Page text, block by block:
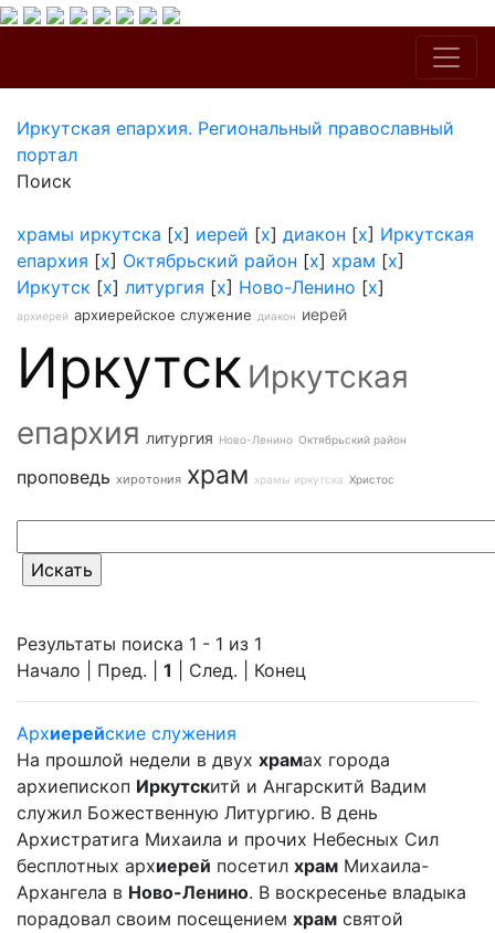
Иркутская епархия. Региональный православный
портал
Поиск
храмы иркутска [x] иерей [x] диакон [x] Иркутская
епархия [x] Октябрьский район [x] храм [x]
Иркутск [x] литургия [x] Ново-Ленино [x]
архиерей архиерейское служение диакон иерей
Иркутск Иркутская
епархия литургия Ново-Ленино Октябрьский район
проповедь хиротония храм храмы иркутска Христос
Результаты поиска 1 - 1 из 1
Начало | Пред. | 1 | След. | Конец
Архиерейские служения
На прошлой недели в двух храмах города
архиепископ Иркутскитй и Ангарскитй Вадим
служил Божественную Литургию. В день
Архистратига Михаила и прочих Небесных Сил
бесплотных архиерей посетил храм Михаила-
Архангела в Ново-Ленино. В воскресенье владыка
порадовал своим посещением храм святой